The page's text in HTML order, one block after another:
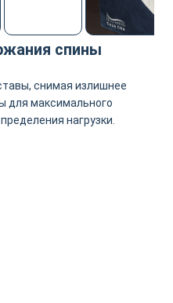
спины
снимая излишнее
для максимального
нагрузки.